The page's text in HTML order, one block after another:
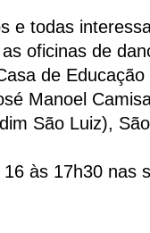
e todas
oficinas de
de
Manoel
São Luiz),
às 17h30 nas